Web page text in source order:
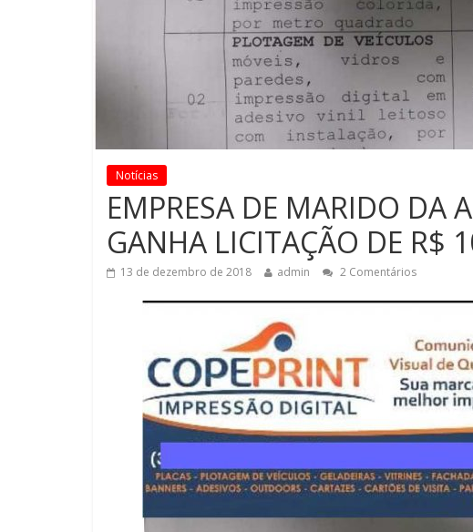
Notícias
EMPRESA DE MARIDO DA
GANHA LICITAÇÃO DE R$
13 de dezembro de 2018 admin 2 Comentários